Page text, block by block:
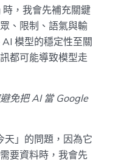
，我會先補充關鍵
、限制、語氣與輸
模型的穩定性至關
都可能導致模型走
免把 AI 當 Google
天」的問題，因為它
要資料時，我會先